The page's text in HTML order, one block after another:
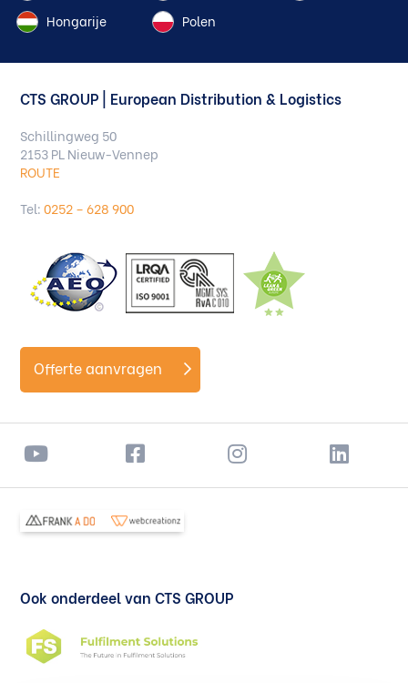
Hongarije
Polen
CTS GROUP | European Distribution & Logistics
Schillingweg 50
2153 PL Nieuw-Vennep
ROUTE
Tel:0252 – 628 900
Offerte aanvragen
Ook onderdeel van CTS GROUP